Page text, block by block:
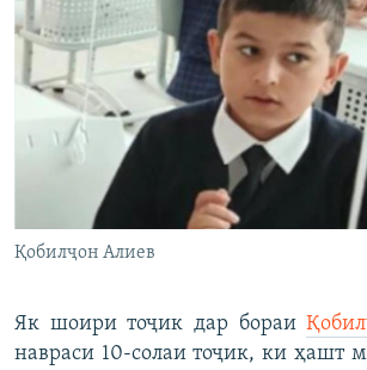
Қобилҷон Алиев
Як шоири тоҷик дар бораи
навраси 10-солаи тоҷик, ки ҳашт